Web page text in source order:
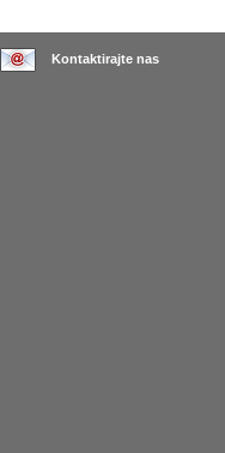
Kontaktirajte nas